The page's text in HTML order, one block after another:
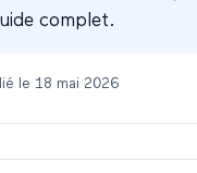
complet.
le 18 mai 2026